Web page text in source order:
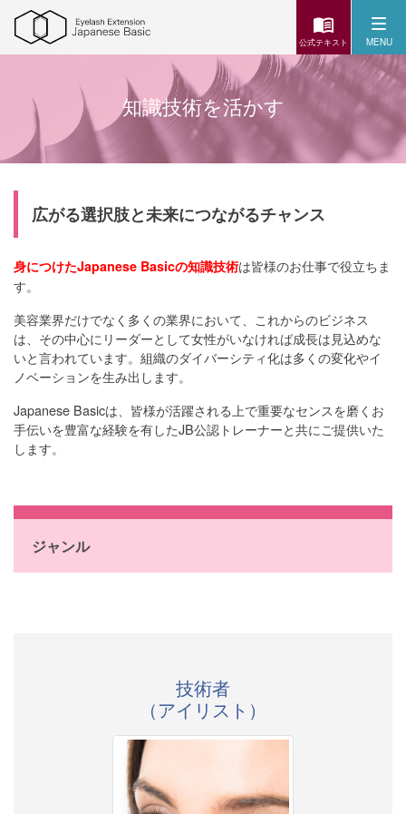
公式テキスト MENU
知識技術を活かす
広がる選択肢と未来につながるチャンス
身につけたJapanese Basicの知識技術は皆様のお仕事で役立ちま
す。
美容業界だけでなく多くの業界において、これからのビジネス
は、その中心にリーダーとして女性がいなければ成長は見込めな
いと言われています。組織のダイバーシティ化は多くの変化やイ
ノベーションを生み出します。
Japanese Basicは、皆様が活躍される上で重要なセンスを磨くお
手伝いを豊富な経験を有したJB公認トレーナーと共にご提供いた
します。
ジャンル
技術者
（アイリスト）